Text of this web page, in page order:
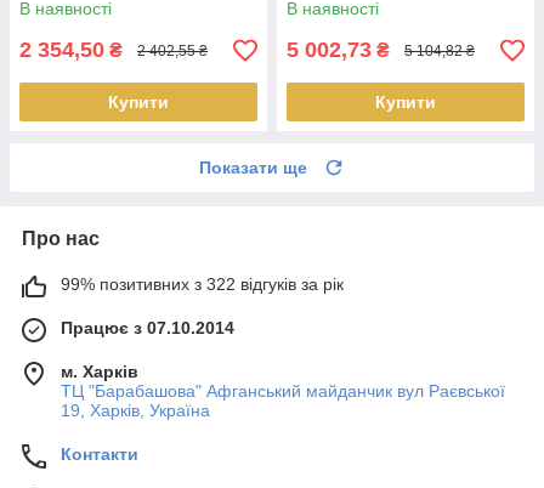
В наявності
2 354,50 ₴ 2 402,55 ₴
Купити
В наявності
5 002,73 ₴ 5 104,82 ₴
Купити
Показати ще
Про нас
99% позитивних з 322 відгуків за рік
Працює з 07.10.2014
м. Харків
ТЦ "Барабашова" Афганський майданчик вул Раєвської
19, Харків, Україна
Контакти